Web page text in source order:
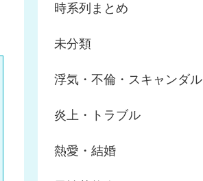
時系列まとめ
未分類
浮気・不倫・スキャンダル
炎上・トラブル
熱愛・結婚